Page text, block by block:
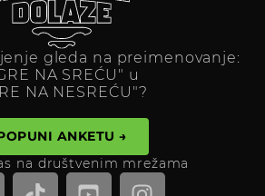
gleda na preimenovanje:
NA SREĆU" u
NA NESREĆU"?
ANKETU →
na društvenim mrežama